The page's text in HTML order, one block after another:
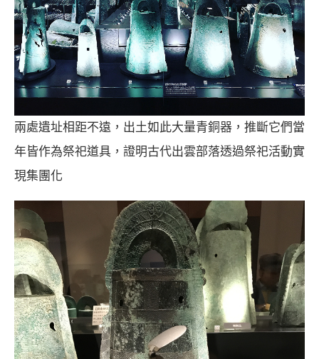
兩處遺址相距不遠，出土如此大量青銅器，推斷它們當
年皆作為祭祀道具，證明古代出雲部落透過祭祀活動實
現集團化